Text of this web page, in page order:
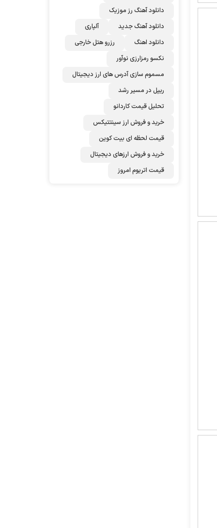
دانلود آهنگ رز‌ موزیک
دانلود آهنگ جدید
آلپاری
دانلود اهنگ
رزرو هتل خارجی
نکسو رمزارزی نوآور
مسموم سازی آدرس های ارز دیجیتال
ریپل در مسیر رشد
تحلیل قیمت کاردانو
خرید و فروش ارز سینتتیکس
قیمت لحظه ای بیت کوین
خرید و فروش ارزهای دیجیتال
قیمت اتریوم امروز